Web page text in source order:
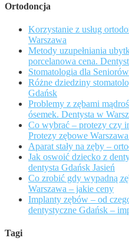
Ortodoncja
Korzystanie z usług
Warszawa
Metody uzupełniania
porcelanowa cena.
Stomatologia dla
Różne dziedziny
Gdańsk
Problemy z zębami
ósemek. Dentysta w
Co wybrać – protezy czy
Protezy zębowe
Aparat stały na zęby –
Jak oswoić dziecko z
dentysta Gdańsk Jasień
Co zrobić gdy wypadną
Warszawa – jakie ceny
Implanty zębów – od
dentystyczne Gdańsk –
Tagi